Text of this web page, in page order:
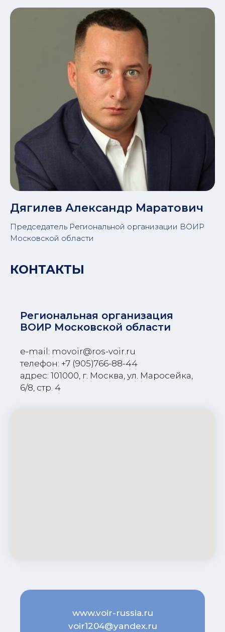
Дягилев Александр Маратович
Председатель Региональной организации ВОИР
Московской области
КОНТАКТЫ
Региональная организация
ВОИР Московской области
e-mail: movoir@ros-voir.ru
телефон: +7 (905)766-88-44
адрес: 101000, г. Москва, ул. Маросейка,
6/8, стр. 4
www.voir-russia.ru
voir1204@yandex.ru